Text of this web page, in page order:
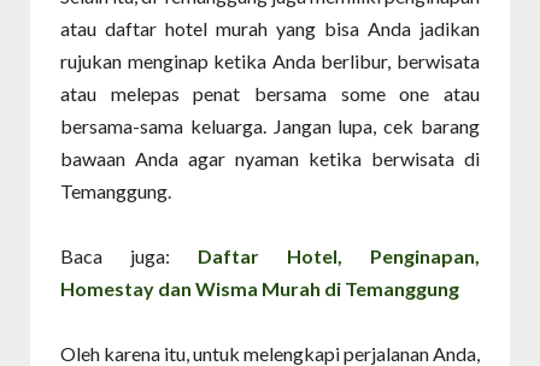
atau daftar hotel murah yang bisa Anda jadikan
rujukan menginap ketika Anda berlibur, berwisata
atau melepas penat bersama some one atau
bersama-sama keluarga. Jangan lupa, cek barang
bawaan Anda agar nyaman ketika berwisata di
Temanggung.
Baca juga: Daftar Hotel, Penginapan,
Homestay dan Wisma Murah di Temanggung
Oleh karena itu, untuk melengkapi perjalanan Anda,